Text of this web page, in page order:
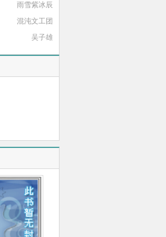
雨雪紫冰辰
混沌文工团
吴子雄